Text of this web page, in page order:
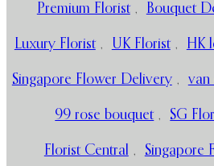
Premium Florist , Bouquet
Luxury Florist , UK Florist , HK
Singapore Flower Delivery , van
99 rose bouquet , SG
Florist Central , Singapore